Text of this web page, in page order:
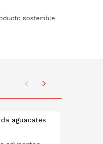
sostenible